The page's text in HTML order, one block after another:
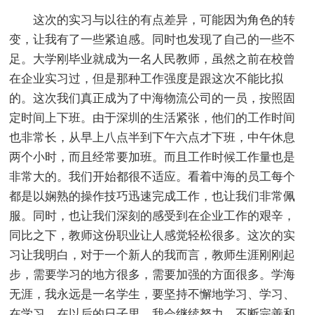
这次的实习与以往的有点差异，可能因为角色的转
变，让我有了一些紧迫感。同时也发现了自己的一些不
足。大学刚毕业就成为一名人民教师，虽然之前在校曾
在企业实习过，但是那种工作强度是跟这次不能比拟
的。这次我们真正成为了中海物流公司的一员，按照固
定时间上下班。由于深圳的生活紧张，他们的工作时间
也非常长，从早上八点半到下午六点才下班，中午休息
两个小时，而且经常要加班。而且工作时候工作量也是
非常大的。我们开始都很不适应。看着中海的员工每个
都是以娴熟的操作技巧迅速完成工作，也让我们非常佩
服。同时，也让我们深刻的感受到在企业工作的艰辛，
同比之下，教师这份职业让人感觉轻松很多。这次的实
习让我明白，对于一个新人的我而言，教师生涯刚刚起
步，需要学习的地方很多，需要加强的方面很多。学海
无涯，我永远是一名学生，要坚持不懈地学习、学习、